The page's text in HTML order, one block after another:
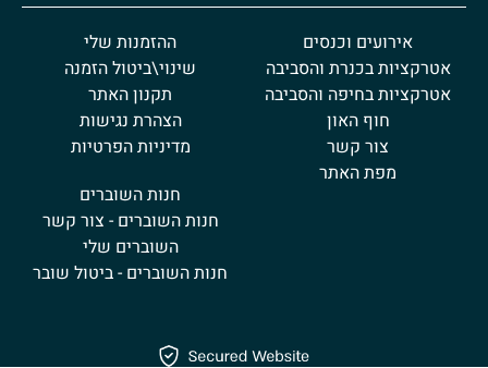
אירועים וכנסים
אטרקציות בכנרת והסביבה
אטרקציות בחיפה והסביבה
חוף האון
צור קשר
מפת האתר
ההזמנות שלי
שינוי\ביטול הזמנה
תקנון האתר
הצהרת נגישות
מדיניות הפרטיות
חנות השוברים
חנות השוברים - צור קשר
השוברים שלי
חנות השוברים - ביטול שובר